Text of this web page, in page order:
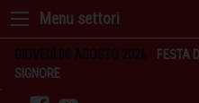
Skip
content
GIOVEDÌ 06 AGOSTO 2026
FESTA
SIGNORE